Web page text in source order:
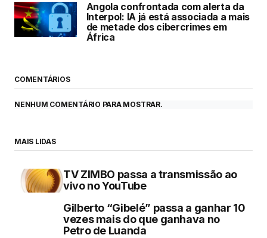
Angola confrontada com alerta da
Interpol: IA já está associada a mais
de metade dos cibercrimes em
África
COMENTÁRIOS
NENHUM COMENTÁRIO PARA MOSTRAR.
MAIS LIDAS
TV ZIMBO passa a transmissão ao
vivo no YouTube
Gilberto “Gibelé” passa a ganhar 10
vezes mais do que ganhava no
Petro de Luanda